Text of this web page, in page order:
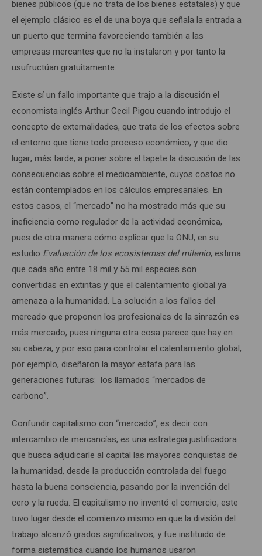
bienes públicos (que no trata de los bienes estatales) y que
el ejemplo clásico es el de una boya que señala la entrada a
un puerto que termina favoreciendo también a las
empresas mercantes que no la instalaron y por tanto la
usufructúan gratuitamente.
Existe sí un fallo importante que trajo a la discusión el
economista inglés Arthur Cecil Pigou cuando introdujo el
concepto de externalidades, que trata de los efectos sobre
el entorno que tiene todo proceso económico, y que dio
lugar, más tarde, a poner sobre el tapete la discusión de las
consecuencias sobre el medioambiente, cuyos costos no
están contemplados en los cálculos empresariales. En
estos casos, el “mercado” no ha mostrado más que su
ineficiencia como regulador de la actividad económica,
pues de otra manera cómo explicar que la ONU, en su
estudio Evaluación de los ecosistemas del milenio, estima
que cada año entre 18 mil y 55 mil especies son
convertidas en extintas y que el calentamiento global ya
amenaza a la humanidad. La solución a los fallos del
mercado que proponen los profesionales de la sinrazón es
más mercado, pues ninguna otra cosa parece que hay en
su cabeza, y por eso para controlar el calentamiento global,
por ejemplo, diseñaron la mayor estafa para las
generaciones futuras: los llamados “mercados de
carbono”.
Confundir capitalismo con “mercado”, es decir con
intercambio de mercancías, es una estrategia justificadora
que busca adjudicarle al capital las mayores conquistas de
la humanidad, desde la producción controlada del fuego
hasta la buena consciencia, pasando por la invención del
cero y la rueda. El capitalismo no inventó el comercio, este
tuvo lugar desde el comienzo mismo en que la división del
trabajo alcanzó grados significativos, y fue instituido de
forma sistemática cuando los humanos usaron